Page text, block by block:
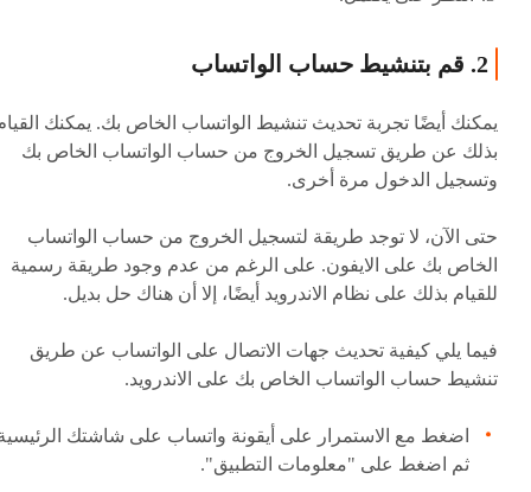
2. قم بتنشيط حساب الواتساب
يمكنك أيضًا تجربة تحديث تنشيط الواتساب الخاص بك. يمكنك
بذلك عن طريق تسجيل الخروج من حساب الواتساب الخاص بك
وتسجيل الدخول مرة أخرى.
حتى الآن، لا توجد طريقة لتسجيل الخروج من حساب الواتساب
الخاص بك على الايفون. على الرغم من عدم وجود طريقة رسمية
للقيام بذلك على نظام الاندرويد أيضًا، إلا أن هناك حل بديل.
فيما يلي كيفية تحديث جهات الاتصال على الواتساب عن طريق
تنشيط حساب الواتساب الخاص بك على الاندرويد.
اضغط مع الاستمرار على أيقونة واتساب على شاشتك
ثم اضغط على "معلومات التطبيق".